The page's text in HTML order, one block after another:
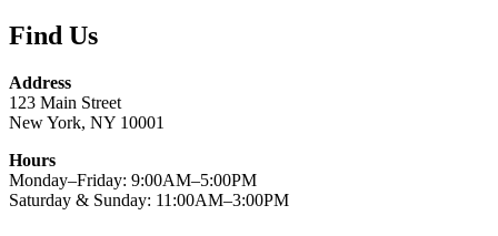
Find Us
Address
123 Main Street
New York, NY 10001
Hours
Monday–Friday: 9:00AM–5:00PM
Saturday & Sunday: 11:00AM–3:00PM